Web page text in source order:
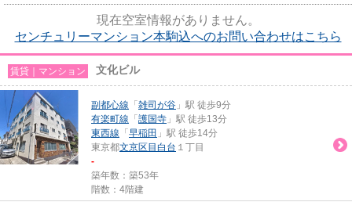
現在空室情報がありません。
センチュリーマンション本駒込へのお問い合わせはこちら
賃貸｜マンション 文化ビル
副都心線 「 雑司が谷 」駅 徒歩9分
有楽町線 「 護国寺 」駅 徒歩13分
東西線 「 早稲田 」駅 徒歩14分
東京都文京区 目白台 １丁目
-
築年数：築53年
階数：4階建